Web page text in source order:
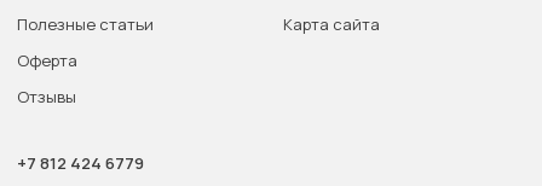
Полезные статьи
Оферта
Отзывы
Карта сайта
+7 812 424 6779